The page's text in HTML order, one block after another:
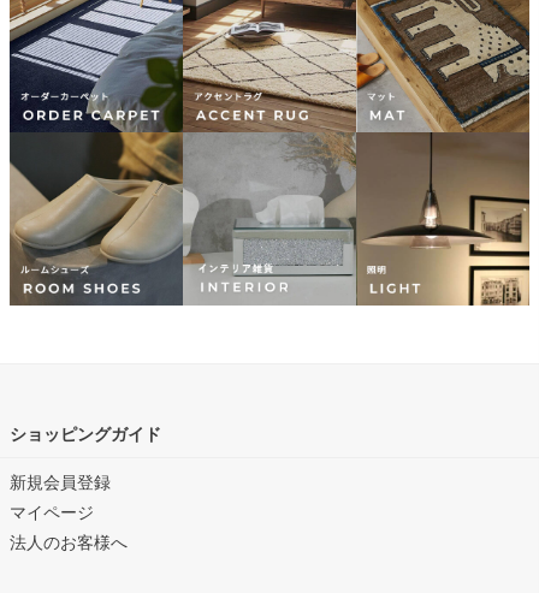
ショッピングガイド
新規会員登録
マイページ
法人のお客様へ